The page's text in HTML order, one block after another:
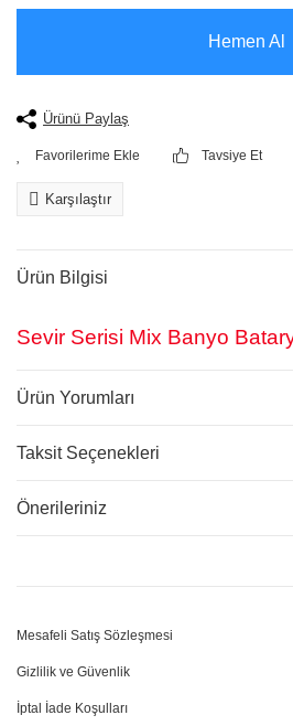
Hemen Al
Ürünü Paylaş
Tavsiye Et
Karşılaştır
Ürün Bilgisi
Sevir Serisi Mix Banyo
Ürün Yorumları
Taksit Seçenekleri
Önerileriniz
Mesafeli Satış Sözleşmesi
Gizlilik ve Güvenlik
İptal İade Koşulları